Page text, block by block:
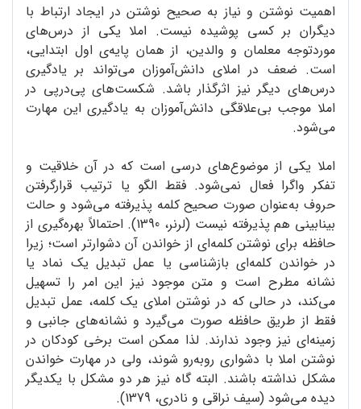
اهمیت نوشتن و نیاز به صحیح نوشتن در ایجاد ارتباط با
دیگران بر کسی پوشیده نیست. املا یکی از درس‌های
موردتوجه معلمان و والدین، از همان پایه‌ی اول ابتدایی،
است. ضعف در املای دانش‌آموزان می‌تواند بر یادگیری
درس‌های دیگر نیز اثرگذار باشد. شکست‌های پی‌در‌پی در
املا موجب بی‌علاقگی دانش‌آموزان به یادگیری این مهارت
می‌شود.
املا یکی از موضوع‌های درسی است که در آن خلاقیت و
تفکر واگرا فعال نمی‌شود. فقط الگو یا ترتیب قرارگرفتن
حروف به‌عنوان صورت صحیح کلمه پذیرفته می‌شود و حالت
بینابینی هم پذیرفته نیست (لرنر، 1390). احتمالاً بهره‌گیری از
حافظه برای نوشتن کلمه‌ای از خواندن آن دشوار‌تر است؛ زیرا
در خواندن کلمه‌ای بازشناسی یا عمل تبدیل یک نماد یا
نشانه مطرح است و متن موجود نیز این امر را تسهیل
می‌کند، در حالی که در نوشتن املای یک کلمه، عمل تبدیل
فقط از طریق حافظه صورت می‌گیرد و نشانه‌های جانبی و
زمینه‌ای نیز وجود ندارند. لذا ممکن است برخی کودکان در
نوشتن املا با دشواری روبه‌رو شوند، ولی در مهارت خواندن
مشکل نداشته باشند. البته گاه نیز هر دو مشکل با یکدیگر
دیده می‌شود (سیف نراقی و نادری، 1379).